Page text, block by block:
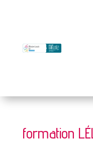
formation